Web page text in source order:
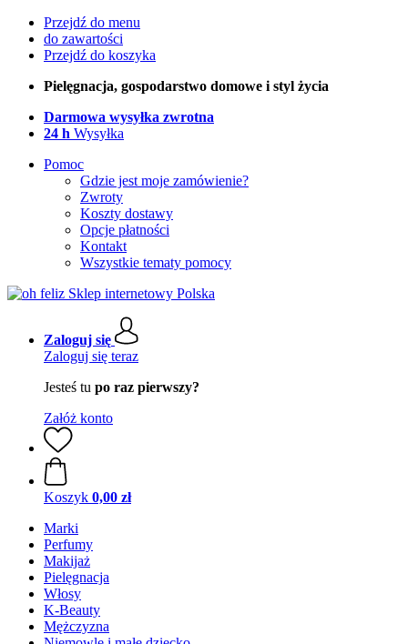
Przejdź do menu
do zawartości
Przejdź do koszyka
Pielęgnacja, gospodarstwo domowe i styl życia
Darmowa wysyłka zwrotna
24 h Wysyłka
Pomoc
Gdzie jest moje zamówienie?
Zwroty
Koszty dostawy
Opcje płatności
Kontakt
Wszystkie tematy pomocy
Zaloguj się
Zaloguj się teraz
Jesteś tu po raz pierwszy?
Załóż konto
Koszyk 0,00 zł
Marki
Perfumy
Makijaż
Pielęgnacja
Włosy
K-Beauty
Mężczyzna